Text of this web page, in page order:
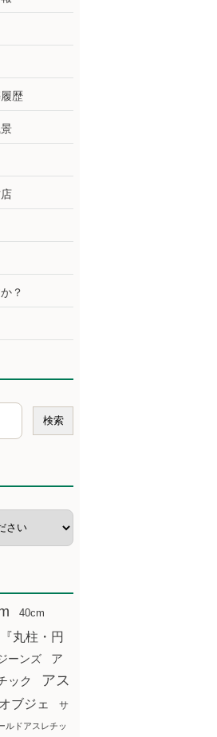
歴
？
40cm
『丸柱・円
ーンズ
ア
ック
アス
オブジェ
サ
ルドアスレチッ